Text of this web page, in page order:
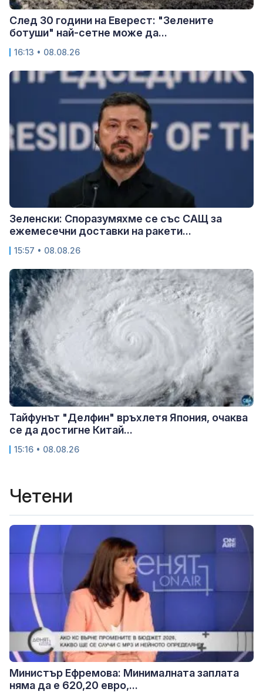
След 30 години на Еверест: "Зелените
ботуши" най-сетне може да...
16:13 • 08.08.26
Зеленски: Споразумяхме се със САЩ за
ежемесечни доставки на ракети...
15:57 • 08.08.26
Тайфунът "Делфин" връхлетя Япония, очаква
се да достигне Китай...
15:16 • 08.08.26
Четени
Министър Ефремова: Минималната заплата
няма да е 620,20 евро,...